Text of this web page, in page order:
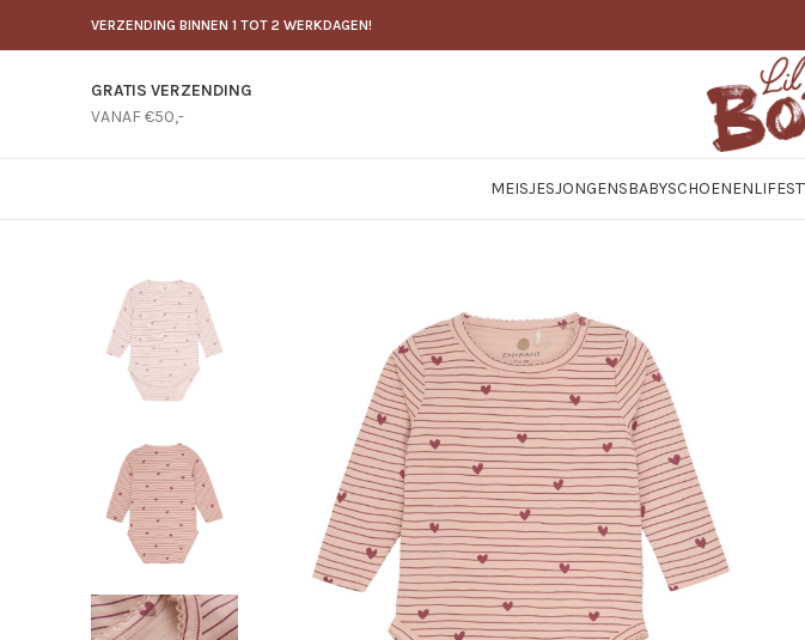
VERZENDING BINNEN 1 TOT 2 WERKDAGEN!
GRATIS VERZENDING
VANAF €50,-
MEISJESJONGENSBABYSCHOENEN